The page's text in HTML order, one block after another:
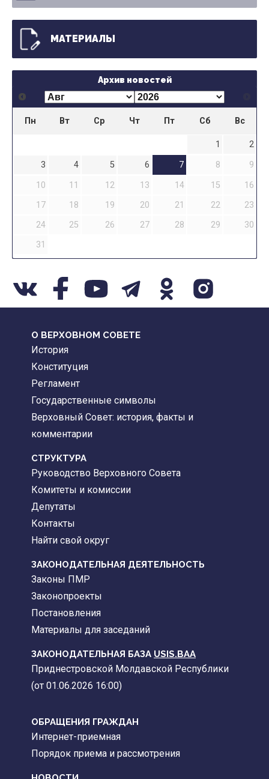
МАТЕРИАЛЫ
Архив новостей
Пн Вт Ср Чт Пт Сб Вс
1
2
3
4 5 6 7 8
9
10
11 12 13 14 15
16
17
18 19 20 21 22
23
24
25 26 27 28 29
30
31
О ВЕРХОВНОМ СОВЕТЕ
История
Конституция
Регламент
Государственные символы
Верховный Совет: история, факты и
комментарии
CТРУКТУРА
Руководство Верховного Совета
Комитеты и комиссии
Депутаты
Контакты
Найти свой округ
ЗАКОНОДАТЕЛЬНАЯ ДЕЯТЕЛЬНОСТЬ
Законы ПМР
Законопроекты
Постановления
Материалы для заседаний
ЗАКОНОДАТЕЛЬНАЯ БАЗА USIS.BAA
Приднестровской Молдавской Республики
(от 01.06.2026 16:00)
ОБРАЩЕНИЯ ГРАЖДАН
Интернет-приемная
Порядок приема и рассмотрения